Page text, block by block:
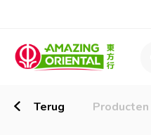
Terug Producten